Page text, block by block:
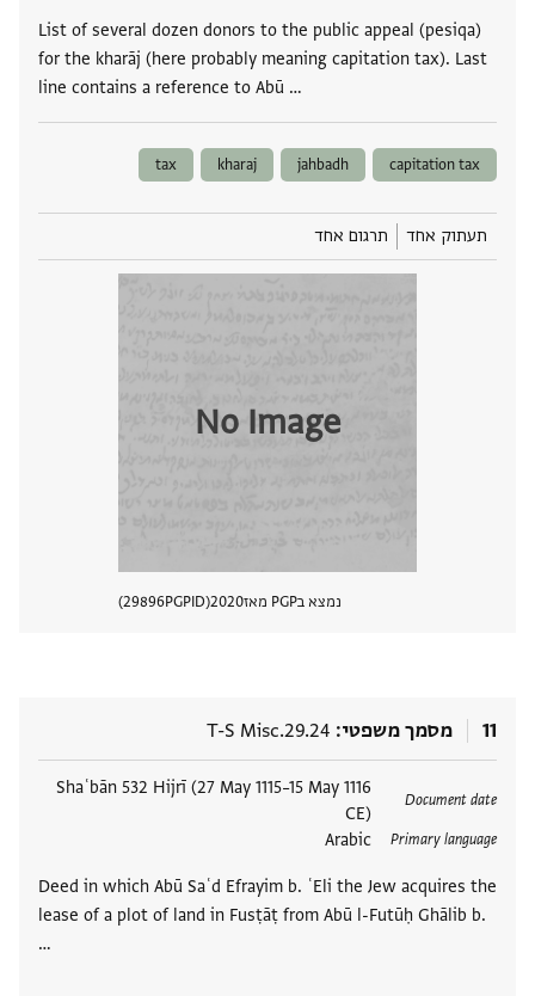
List of several dozen donors to the public appeal (pesiqa)
for the kharāj (here probably meaning capitation tax). Last
line contains a reference to Abū …
capitation tax
jahbadh
kharaj
tax
תעתוק אחד תרגום אחד
No Image
נמצא בPGP מאז 2020
PGPID
29896
11 מסמך משפטי T-S Misc.29.24
Document date
Shaʿbān 532 Hijrī (27 May 1115–15 May 1116
CE)
Primary language
Arabic
Deed in which Abū Saʿd Efrayim b. ʿEli the Jew acquires the
lease of a plot of land in Fusṭāṭ from Abū l-Futūḥ Ghālib b.
…